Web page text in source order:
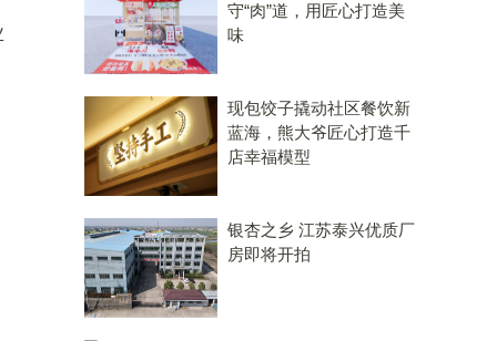
守“肉”道，用匠心打造美
味
现包饺子撬动社区餐饮新
蓝海，熊大爷匠心打造千
店幸福模型
银杏之乡 江苏泰兴优质厂
房即将开拍